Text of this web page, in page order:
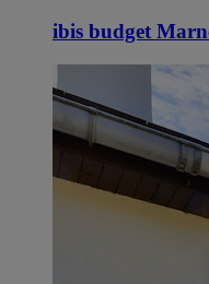
ibis budget